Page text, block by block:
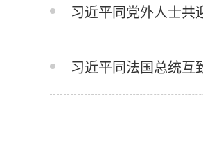
习近平同党外人士共
习近平同法国总统互